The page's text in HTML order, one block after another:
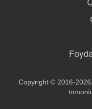
Copyright © 2016-